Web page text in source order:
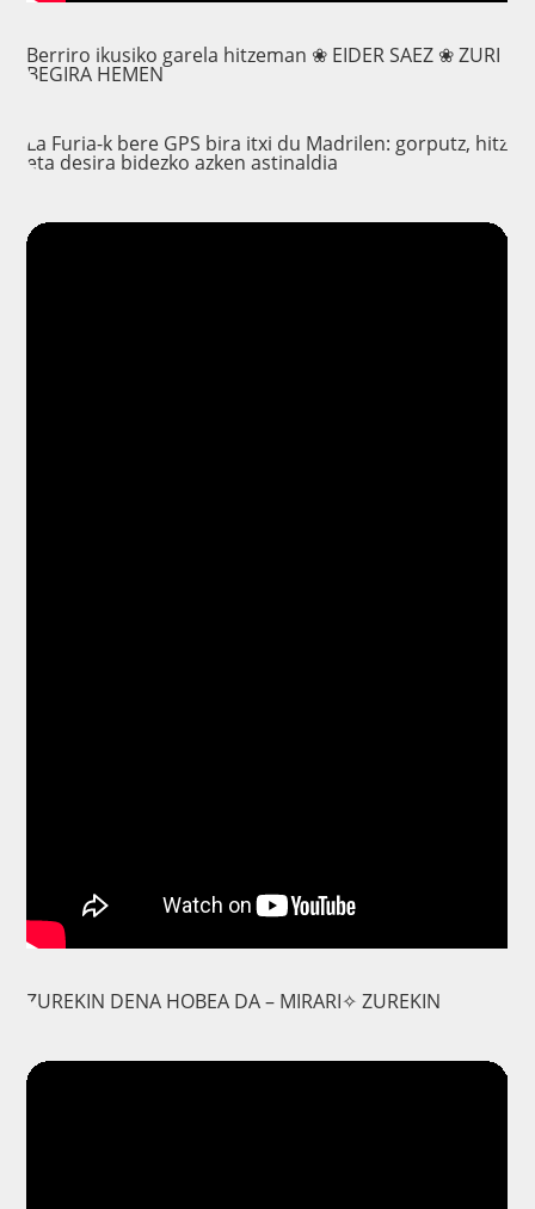
Berriro ikusiko garela hitzeman ❀ EIDER SAEZ ❀ ZURI
BEGIRA HEMEN
La Furia-k bere GPS bira itxi du Madrilen: gorputz, hitz
eta desira bidezko azken astinaldia
ZUREKIN DENA HOBEA DA – MIRARI✧ ZUREKIN